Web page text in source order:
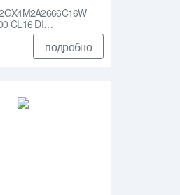
CL16 DI…
подробно